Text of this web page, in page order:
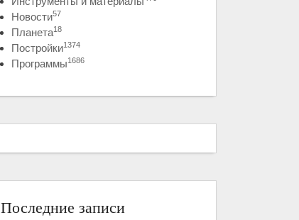
Новости57
Планета18
Постройки1374
Программы1686
Последние записи